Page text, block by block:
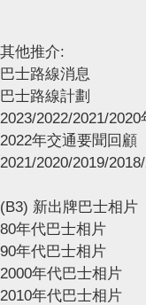
其他推介:
巴士路線消息
巴士路線計劃
2023/2022/2021/
2022年交通要聞回顧
2021/2020/2019/
(B3) 新出牌巴士相片
80年代巴士相片
90年代巴士相片
2000年代巴士相片
2010年代巴士相片